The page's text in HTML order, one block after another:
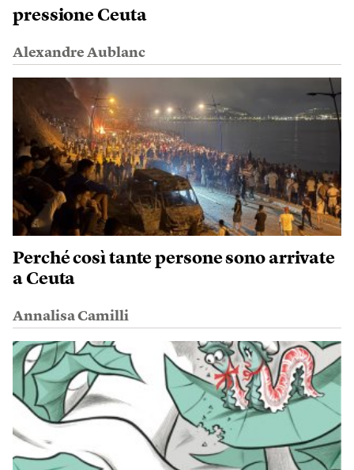
pressione Ceuta
Alexandre Aublanc
Perché così tante persone sono arrivate
a Ceuta
Annalisa Camilli